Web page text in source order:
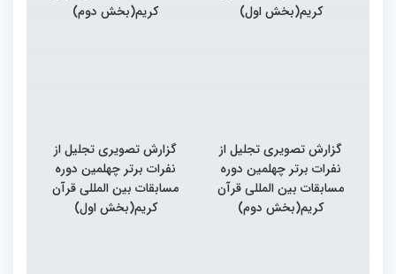
کریم(بخش اول)
کریم(بخش دوم)
گزارش تصویری تجلیل از
نفرات برتر چهلمین دوره
مسابقات بین المللی قرآن
کریم(بخش دوم)
گزارش تصویری تجلیل از
نفرات برتر چهلمین دوره
مسابقات بین المللی قرآن
کریم(بخش اول)